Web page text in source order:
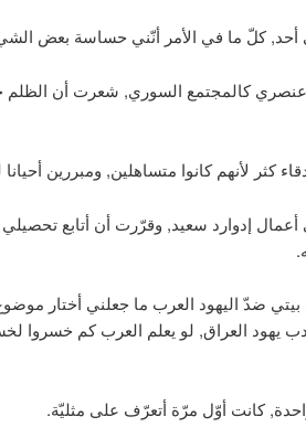
أحد, كلّ ما في الأمر أنّني حساسة بعض
كالمجتمع السوري, شعرت أن الظلم
لأنهم كانوا متساهلين, ومبررين أحيانا
إدوارد سعيد, وقرّرت أن أتابع تحصيلي
ضدّ اليهود العرب ما جعلني أختار
يهود العراق, لو يعلم العرب كم خسروا
كانت أوّل مرّة أتعرّف على مثليّة.